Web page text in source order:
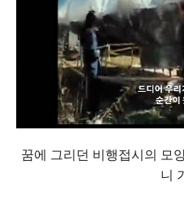
꿈에 그리던 비행접시의 모
니